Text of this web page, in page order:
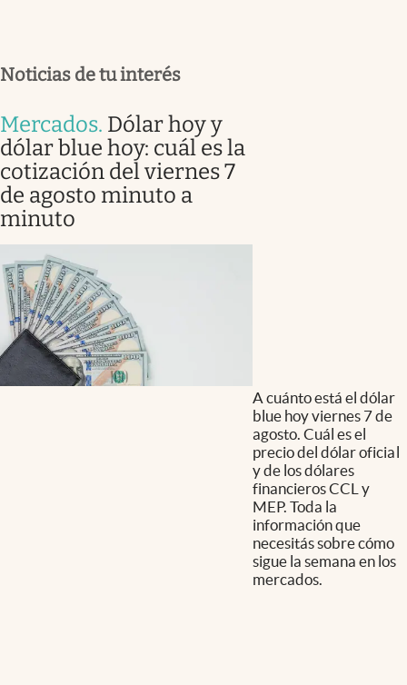
Noticias de tu interés
Mercados. Dólar hoy y
dólar blue hoy: cuál es la
cotización del viernes 7
de agosto minuto a
minuto
A cuánto está el dólar
blue hoy viernes 7 de
agosto. Cuál es el
precio del dólar oficial
y de los dólares
financieros CCL y
MEP. Toda la
información que
necesitás sobre cómo
sigue la semana en los
mercados.